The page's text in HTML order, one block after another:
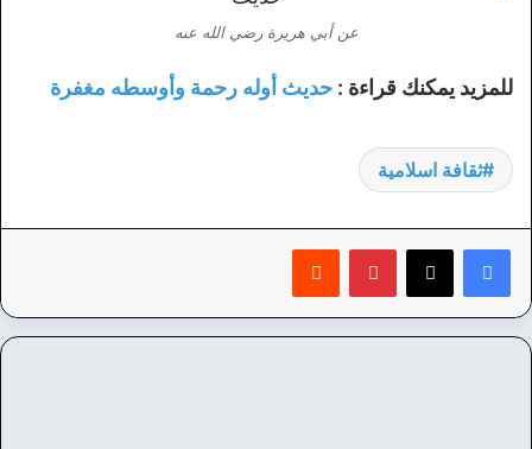
عن أبي هريرة رضي الله عنه
للمزيد يمكنك قراءة : حديث أوله رحمة وأوسطه مغفرة
ثقافة اسلامية
بينتيريست